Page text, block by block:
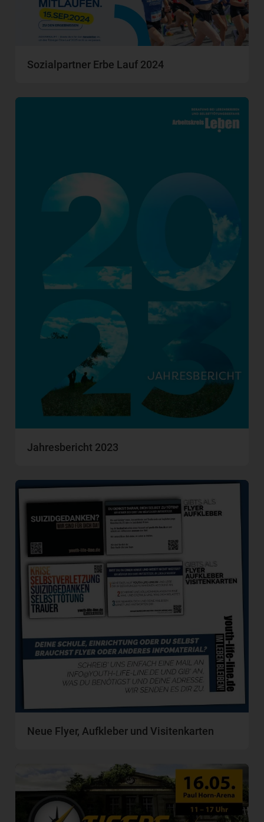
Sozialpartner Erbe Lauf 2024
Jahresbericht 2023
Neue Flyer, Aufkleber und Visitenkarten